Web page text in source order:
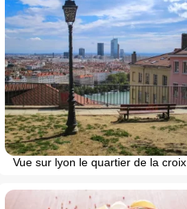
Vue sur lyon le quartier de la